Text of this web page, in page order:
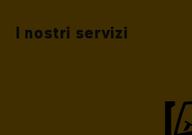
I nostri servizi